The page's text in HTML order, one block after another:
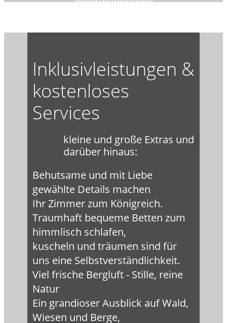
Inklusivleistungen &
kostenloses
Services
kleine und große Extras und
darüber hinaus:
Behutsame und mit Liebe
gewählte Details machen
Ihr Zimmer zum Königreich.
Traumhaft bequeme Betten zum
himmlisch schlafen,
kuscheln und träumen sind für
uns eine Selbstverständlichkeit.
Viel frische Bergluft - Stille, reine
Natur
Ein grandioser Ausblick auf Wald,
Wiesen und Berge,